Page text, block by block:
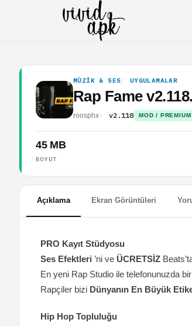
MÜZIK & SES UYGULAMALAR
Rap Fame
roosphx v2.118 MOD / PREMIUM
45 MB
BOYUT
Açıklama Ekran Görüntüleri
PRO Kayıt Stüdyosu
Ses Efektleri ’ni ve ÜCRETSİZ
En yeni Rap Studio ile telefonunuzda
Rapçiler bizi Dünyanın En Büyük
Hip Hop Topluluğu